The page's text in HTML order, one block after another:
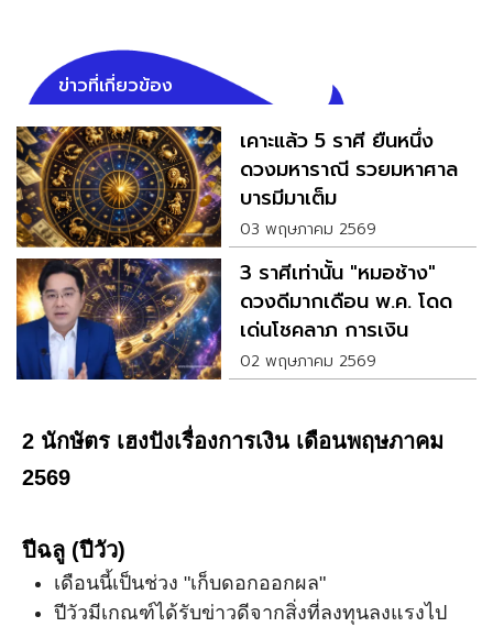
ข่าวที่เกี่ยวข้อง
เคาะแล้ว 5 ราศี ยืนหนึ่ง
ดวงมหาราณี รวยมหาศาล
บารมีมาเต็ม
03 พฤษภาคม 2569
3 ราศีเท่านั้น "หมอช้าง"
ดวงดีมากเดือน พ.ค. โดด
เด่นโชคลาภ การเงิน
02 พฤษภาคม 2569
2 นักษัตร เฮงปังเรื่องการเงิน เดือนพฤษภาคม
2569
ปีฉลู (ปีวัว)
เดือนนี้เป็นช่วง "เก็บดอกออกผล"
ปีวัวมีเกณฑ์ได้รับข่าวดีจากสิ่งที่ลงทุนลงแรงไป